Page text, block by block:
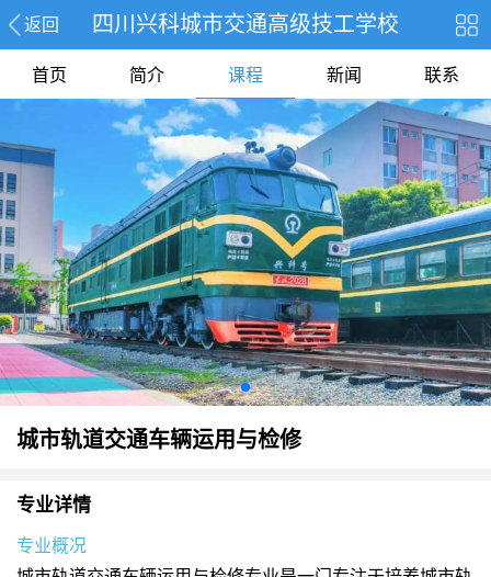
返回 四川兴科城市交通高级技工学校
首页 简介 课程 新闻 联系
城市轨道交通车辆运用与检修
专业详情
专业概况